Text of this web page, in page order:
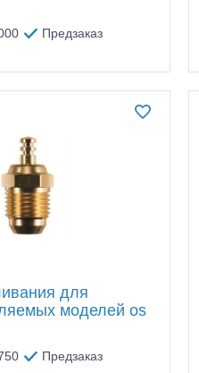
Багги/
Предзаказ
для
моделей os
Предзаказ